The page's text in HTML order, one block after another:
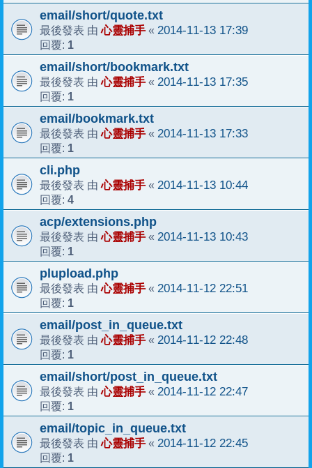
email/short/quote.txt
最後發表 由心靈捕手 « 2014-11-13 17:39
回覆: 1
email/short/bookmark.txt
最後發表 由心靈捕手 « 2014-11-13 17:35
回覆: 1
email/bookmark.txt
最後發表 由心靈捕手 « 2014-11-13 17:33
回覆: 1
cli.php
最後發表 由心靈捕手 « 2014-11-13 10:44
回覆: 4
acp/extensions.php
最後發表 由心靈捕手 « 2014-11-13 10:43
回覆: 1
plupload.php
最後發表 由心靈捕手 « 2014-11-12 22:51
回覆: 1
email/post_in_queue.txt
最後發表 由心靈捕手 « 2014-11-12 22:48
回覆: 1
email/short/post_in_queue.txt
最後發表 由心靈捕手 « 2014-11-12 22:47
回覆: 1
email/topic_in_queue.txt
最後發表 由心靈捕手 « 2014-11-12 22:45
回覆: 1